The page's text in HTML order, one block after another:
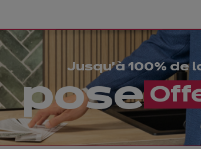
Jusqu'à 100% de
pose